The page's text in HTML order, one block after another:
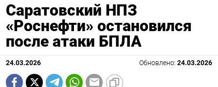
Саратовский НПЗ
«Роснефти» остановился
после атаки БПЛА
24.03.2026 Обновлено: 24.03.2026